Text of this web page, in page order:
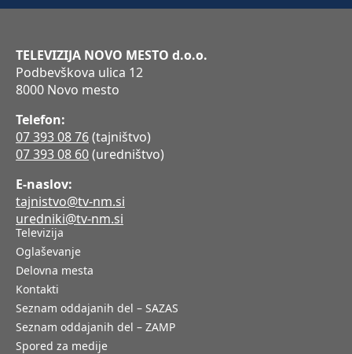
TELEVIZIJA NOVO MESTO d.o.o.
Podbevškova ulica 12
8000 Novo mesto
Telefon:
07 393 08 76(tajništvo)
07 393 08 60(uredništvo)
E-naslov:
tajnistvo@tv-nm.si
uredniki@tv-nm.si
Televizija
Oglaševanje
Delovna mesta
Kontakti
Seznam oddajanih del – SAZAS
Seznam oddajanih del – ZAMP
Spored za medije